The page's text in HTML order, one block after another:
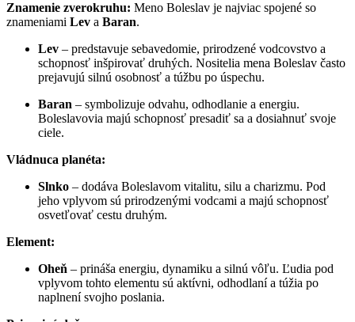
Znamenie zverokruhu: Meno Boleslav je najviac spojené so
znameniami Lev a Baran.
Lev – predstavuje sebavedomie, prirodzené vodcovstvo a
schopnosť inšpirovať druhých. Nositelia mena Boleslav často
prejavujú silnú osobnosť a túžbu po úspechu.
Baran – symbolizuje odvahu, odhodlanie a energiu.
Boleslavovia majú schopnosť presadiť sa a dosiahnuť svoje
ciele.
Vládnuca planéta:
Slnko – dodáva Boleslavom vitalitu, silu a charizmu. Pod
jeho vplyvom sú prirodzenými vodcami a majú schopnosť
osvetľovať cestu druhým.
Element:
Oheň – prináša energiu, dynamiku a silnú vôľu. Ľudia pod
vplyvom tohto elementu sú aktívni, odhodlaní a túžia po
naplnení svojho poslania.